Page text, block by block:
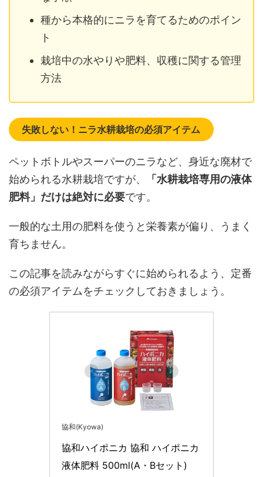
種から本格的にニラを育てるためのポイン
ト
栽培中の水やりや肥料、収穫に関する管理
方法
失敗しない！ニラ水耕栽培の必須アイテム
ペットボトルやスーパーのニラなど、身近な廃材で
始められる水耕栽培ですが、
「水耕栽培専用の液体
肥料」だけは絶対に必要です。
一般的な土用の肥料を使うと栄養素が偏り、うまく
育ちません。
この記事を読みながらすぐに始められるよう、定番
の必須アイテムをチェックしておきましょう。
協和(Kyowa)
協和ハイポニカ 協和 ハイポニカ
液体肥料 500ml(A・Bセット)